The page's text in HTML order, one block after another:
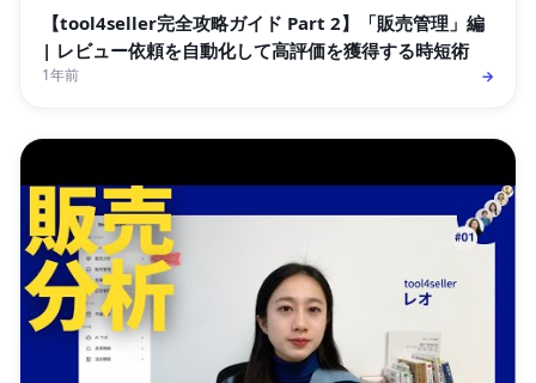
【tool4seller完全攻略ガイド Part 2】「販売管理」編
| レビュー依頼を自動化して高評価を獲得する時短術
1年前 →